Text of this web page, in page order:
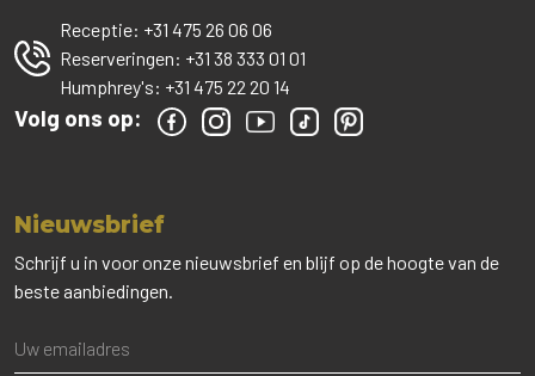
Receptie: +31 475 26 06 06
Reserveringen: +31 38 333 01 01
Humphrey's: +31 475 22 20 14
Volg ons op:
Nieuwsbrief
Schrijf u in voor onze nieuwsbrief en blijf op de hoogte van de
beste aanbiedingen.